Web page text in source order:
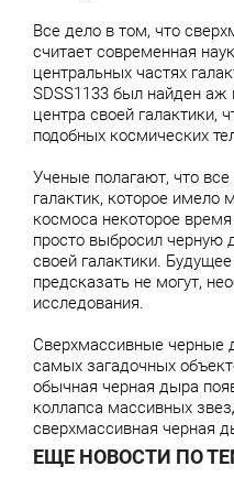
Все дело в том, что
считает современная
центральных частях
SDSS1133 был найден аж
центра своей галактики,
подобных космических
Ученые полагают, что
галактик, которое имело
космоса некоторое
просто выбросил черную
своей галактики.
предсказать не могут,
исследования.
Сверхмассивные черные
самых загадочных
обычная черная дыра
коллапса массивных
сверхмассивная черная
ЕЩЕ НОВОСТИ ПО